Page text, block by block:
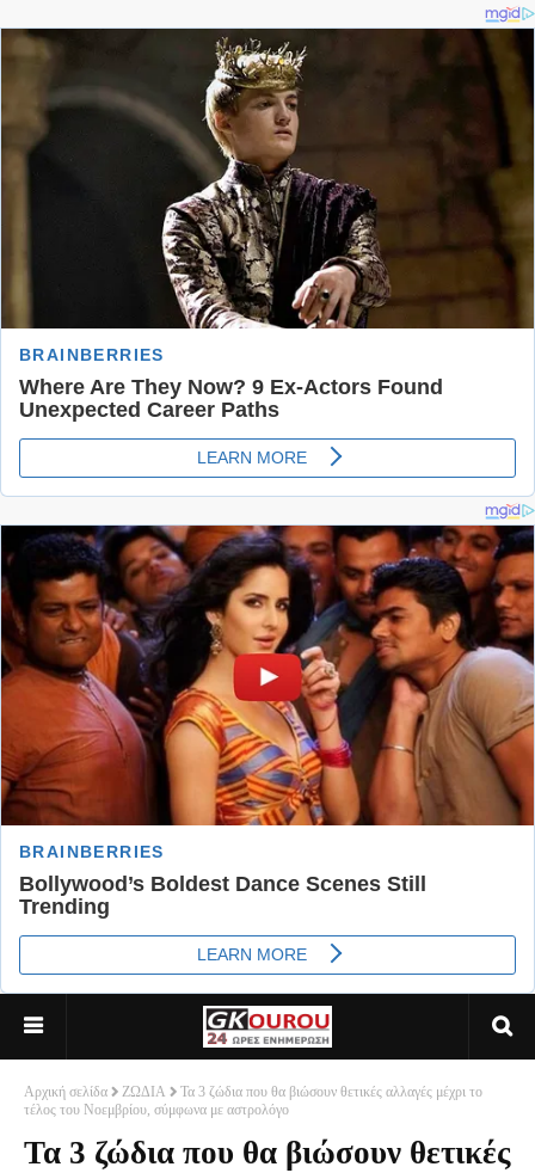
Αρχική σελίδα ΖΩΔΙΑ
Τα 3 ζώδια που θα βιώσουν θετικές αλλαγές μέχρι το
τέλος του Νοεμβρίου, σύμφωνα με αστρολόγο
Τα 3 ζώδια που θα βιώσουν θετικές